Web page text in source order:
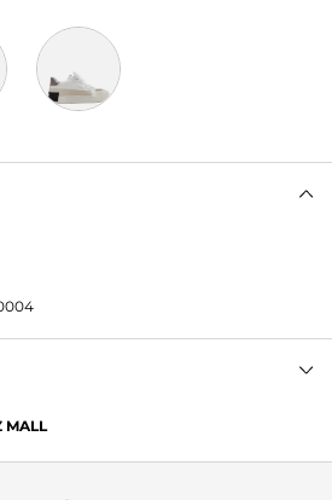
branco e aplicação texturizada
na parte traseira. Traz cabedal
MALL